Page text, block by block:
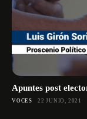
Apuntes post
VOCES 22 JUNIO, 2021